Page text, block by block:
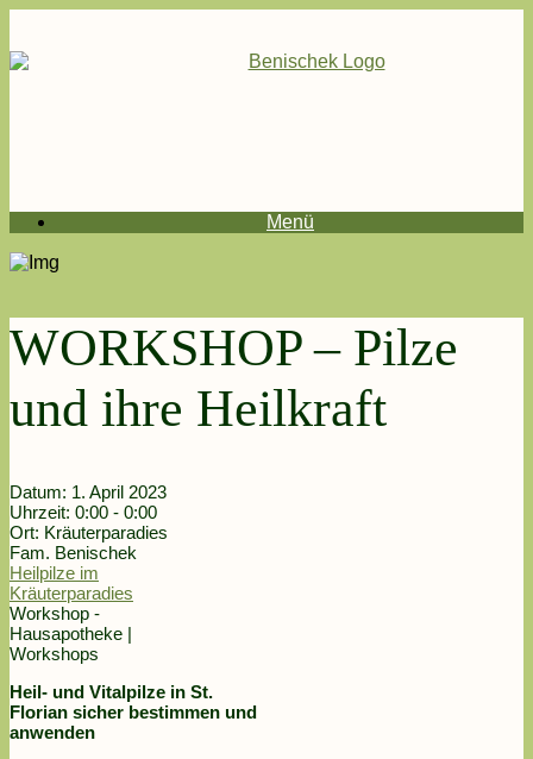
Menü
WORKSHOP – Pilze
und ihre Heilkraft
Datum: 1. April 2023
Uhrzeit: 0:00 - 0:00
Ort: Kräuterparadies
Fam. Benischek
Heilpilze im
Kräuterparadies
Workshop -
Hausapotheke |
Workshops
Heil- und Vitalpilze in St.
Florian sicher bestimmen und
anwenden